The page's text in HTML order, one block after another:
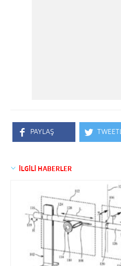
PAYLAŞ
İLGİLİ HABERLER